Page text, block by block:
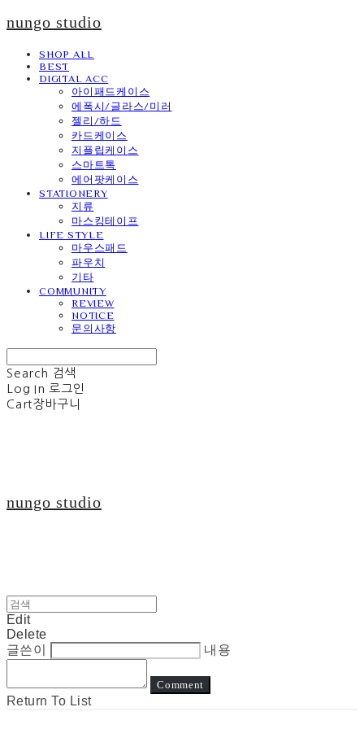
nungo studio
SHOP ALL
BEST
DIGITAL ACC
아이패드케이스
에폭시/글라스/미러
젤리/하드
카드케이스
지플립케이스
스마트톡
에어팟케이스
STATIONERY
지류
마스킹테이프
LIFE STYLE
마우스패드
파우치
기타
COMMUNITY
REVIEW
NOTICE
문의사항
Search 검색
Log In 로그인
Cart장바구니
nungo studio
Edit
Delete
글쓴이
내용
Comment
Return To List